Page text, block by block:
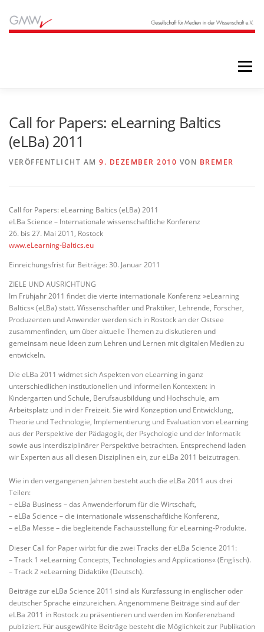
Inhalt
springen
Menü
Call for Papers: eLearning Baltics
(eLBa) 2011
VERÖFFENTLICHT AM 9. DEZEMBER 2010 VON BREMER
Call for Papers: eLearning Baltics (eLBa) 2011
eLBa Science – Internationale wissenschaftliche Konferenz
26. bis 27. Mai 2011, Rostock
www.eLearning-Baltics.eu
Einreichungsfrist für Beiträge: 30. Januar 2011
ZIELE UND AUSRICHTUNG
Im Frühjahr 2011 findet die vierte internationale Konferenz »eLearning
Baltics« (eLBa) statt. Wissenschaftler und Praktiker, Lehrende, Forscher,
Produzenten und Anwender werden sich in Rostock an der Ostsee
zusammenfinden, um über aktuelle Themen zu diskutieren und
gemeinsam neue Ideen zum Lehren und Lernen mit digitalen Medien zu
entwickeln.
Die eLBa 2011 widmet sich Aspekten von eLearning in ganz
unterschiedlichen institutionellen und informellen Kontexten: in
Kindergarten und Schule, Berufsausbildung und Hochschule, am
Arbeitsplatz und in der Freizeit. Sie wird Konzeption und Entwicklung,
Theorie und Technologie, Implementierung und Evaluation von eLearning
aus der Perspektive der Pädagogik, der Psychologie und der Informatik
sowie aus interdisziplinärer Perspektive betrachten. Entsprechend laden
wir Experten aus all diesen Disziplinen ein, zur eLBa 2011 beizutragen.
Wie in den vergangenen Jahren besteht auch die eLBa 2011 aus drei
Teilen:
– eLBa Business – das Anwenderforum für die Wirtschaft,
– eLBa Science – die internationale wissenschaftliche Konferenz,
– eLBa Messe – die begleitende Fachausstellung für eLearning-Produkte.
Dieser Call for Paper wirbt für die zwei Tracks der eLBa Science 2011:
– Track 1 »eLearning Concepts, Technologies and Applications« (Englisch).
– Track 2 »eLearning Didaktik« (Deutsch).
Beiträge zur eLBa Science 2011 sind als Kurzfassung in englischer oder
deutscher Sprache einzureichen. Angenommene Beiträge sind auf der
eLBa 2011 in Rostock zu präsentieren und werden im Konferenzband
publiziert. Für ausgewählte Beiträge besteht die Möglichkeit zur Publikation